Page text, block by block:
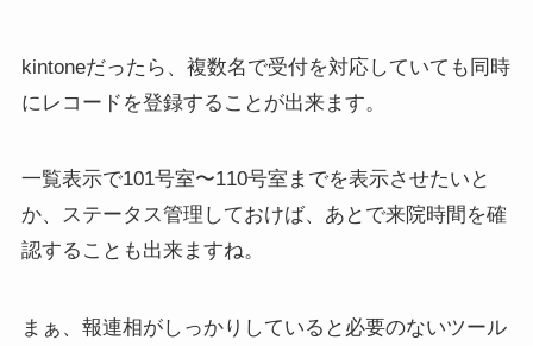
kintoneだったら、複数名で受付を対応していても同時
にレコードを登録することが出来ます。
一覧表示で101号室〜110号室までを表示させたいと
か、ステータス管理しておけば、あとで来院時間を確
認することも出来ますね。
まぁ、報連相がしっかりしていると必要のないツール